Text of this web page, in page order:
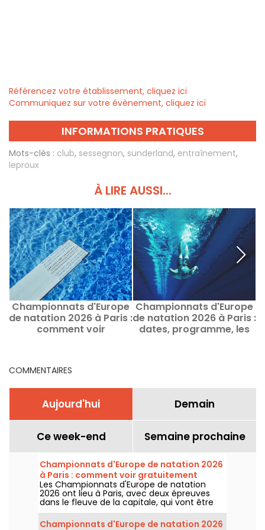
Référencez votre établissement, cliquez ici
Communiquez sur votre évènement, cliquez ici
INFORMATIONS PRATIQUES
Mots-clés : club, sessegnon, sunderland, entraînement,
leproux
À LIRE AUSSI...
Championnats d'Europe
de natation 2026 à Paris :
comment voir
Championnats d'Europe
de natation 2026 à Paris :
dates, programme, les
COMMENTAIRES
Aujourd'hui Demain
Ce week-end Semaine prochaine
Championnats d'Europe de natation 2026
à Paris : comment voir gratuitement
certaines épreuves ?
Les Championnats d'Europe de natation
2026 ont lieu à Paris, avec deux épreuves
dans le fleuve de la capitale, qui vont être
plus accessibles au grand public ! Comment
observer les compétitions en eau libre et le
Championnats d'Europe de natation 2026